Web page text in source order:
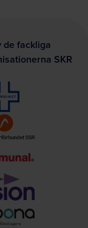
de fackliga
SKR